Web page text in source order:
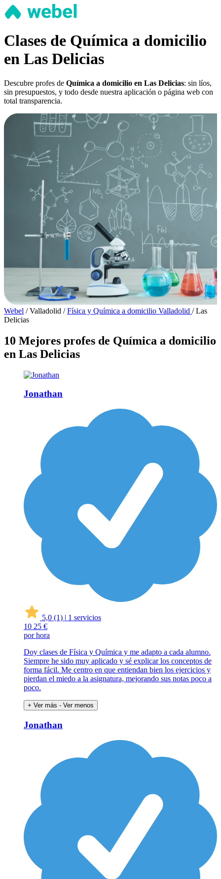
Clases de Química a domicilio
en Las Delicias
Descubre profes de Química a domicilio en Las Delicias: sin líos,
sin presupuestos, y todo desde nuestra aplicación o página web con
total transparencia.
Webel / Valladolid / Física y Química a domicilio Valladolid / Las
Delicias
10 Mejores profes de Química a domicilio
en Las Delicias
Jonathan
5,0 (1) | 1 servicios
10 25 €
por hora
Doy clases de Física y Química y me adapto a cada alumno.
Siempre he sido muy aplicado y sé explicar los conceptos de
forma fácil. Me centro en que entiendan bien los ejercicios y
pierdan el miedo a la asignatura, mejorando sus notas poco a
poco.
+ Ver más - Ver menos
Jonathan